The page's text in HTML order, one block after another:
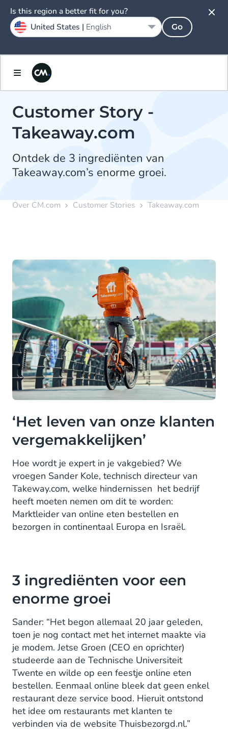
Customer Story -
Takeaway.com
Ontdek de 3 ingrediënten van
Takeaway.com’s enorme groei.
Over CM.com Customer Stories Takeaway.com
‘Het leven van onze klanten
vergemakkelijken’
Hoe wordt je expert in je vakgebied? We
vroegen Sander Kole, technisch directeur van
Takeway.com, welke hindernissen het bedrijf
heeft moeten nemen om dit te worden:
Marktleider van online eten bestellen en
bezorgen in continentaal Europa en Israël.
3 ingrediënten voor een
enorme groei
Sander: “Het begon allemaal 20 jaar geleden,
toen je nog contact met het internet maakte via
je modem. Jetse Groen (CEO en oprichter)
studeerde aan de Technische Universiteit
Twente en wilde op een feestje online eten
bestellen. Eenmaal online bleek dat geen enkel
restaurant deze service bood. Hieruit ontstond
het idee om restaurants met klanten te
verbinden via de website Thuisbezorgd.nl.”
Is this region a better fit for you?
United States | English Go